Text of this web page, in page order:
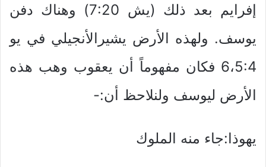
إفرايم بعد ذلك (يش 7:20) وهناك دفن
يوسف. ولهذه الأرض يشيرالأنجيلي في يو
6،5:4 فكان مفهوماً أن يعقوب وهب هذه
الأرض ليوسف ولنلاحظ أن:-
يهوذا:جاء منه الملوك